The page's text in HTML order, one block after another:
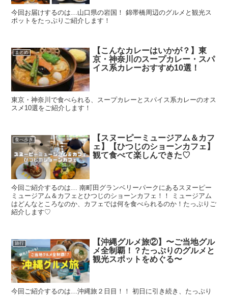
今回お届けするのは…山口県の岩国！ 錦帯橋周辺のグルメと観光ス
ポットをたっぷりご紹介します！
まとめ
【こんなカレーはいかが？】東
京・神奈川のスープカレー・スパ
イス系カレーおすすめ10選！
東京・神奈川で食べられる、スープカレーとスパイス系カレーのオス
スメ10選をご紹介します！
食べ歩き
【スヌーピーミュージアム＆カフ
ェ】【ひつじのショーンカフェ】
観て食べて楽しんできた♡
今回ご紹介するのは… 南町田グランベリーパークにあるスヌーピー
ミュージアム＆カフェとひつじのショーンカフェ！！ ミュージアム
はどんなところなのか、カフェでは何を食べられるのか！たっぷりご
紹介します♡
旅行
【沖縄グルメ旅②】〜ご当地グル
メ全制覇！？たっぷりのグルメと
観光スポットをめぐる〜
今回ご紹介するのは…沖縄旅２日目！！ 初日に引き続き、たっぷり